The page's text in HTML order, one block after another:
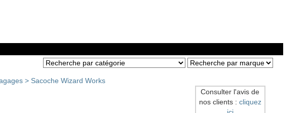
> Sacoche Wizard Works
Consulter l'avis de
nos clients : cliquez